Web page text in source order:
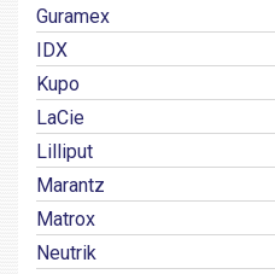
Guramex
IDX
Kupo
LaCie
Lilliput
Marantz
Matrox
Neutrik